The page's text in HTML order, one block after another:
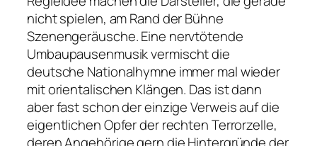
nicht spielen, am Rand der Bühne
Szenengeräusche. Eine nervtötende
Umbaupausenmusik vermischt die
deutsche Nationalhymne immer mal wieder
mit orientalischen Klängen. Das ist dann
aber fast schon der einzige Verweis auf die
eigentlichen Opfer der rechten Terrorzelle,